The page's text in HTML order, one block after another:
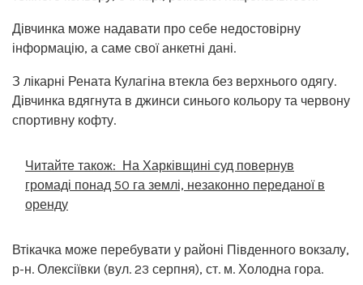
Дівчинка може надавати про себе недостовірну
інформацію, а саме свої анкетні дані.
З лікарні Рената Кулагіна втекла без верхнього одягу.
Дівчинка вдягнута в джинси синього кольору та червону
спортивну кофту.
Читайте також: На Харківщині суд повернув
громаді понад 50 га землі, незаконно переданої в
оренду
Втікачка може перебувати у районі Південного вокзалу,
р-н. Олексіївки (вул. 23 серпня), ст. м. Холодна гора.